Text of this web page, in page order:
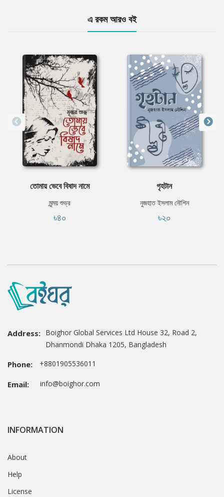
এ রকম আরও বই
তোমায় ভেবে বিষাদ নামে
মৃন্ময় শুভ্র
৳৪০
গৃহটান
নুজহাত ইসলাম নৌশিন
৳২০
Address: Boighor Global Services Ltd House 32, Road 2,
Dhanmondi Dhaka 1205, Bangladesh
Phone: +8801905536011
Email: info@boighor.com
INFORMATION
About
Help
License